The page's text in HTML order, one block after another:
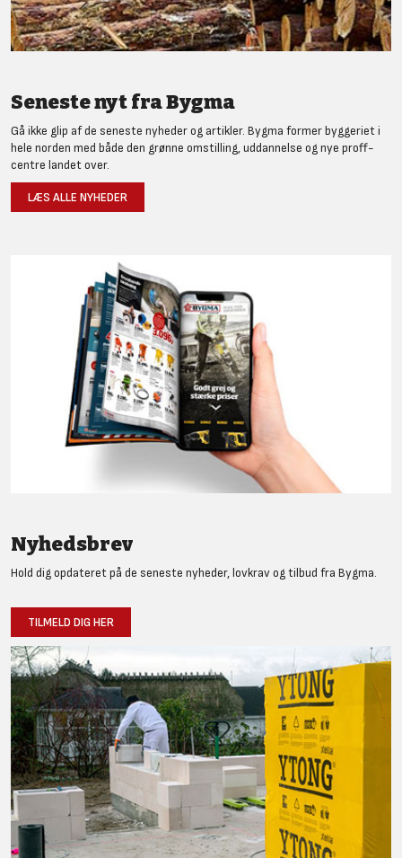
Seneste nyt fra Bygma
Gå ikke glip af de seneste nyheder og artikler. Bygma former byggeriet i
hele norden med både den grønne omstilling, uddannelse og nye proff-
centre landet over.
LÆS ALLE NYHEDER
Nyhedsbrev
Hold dig opdateret på de seneste nyheder, lovkrav og tilbud fra Bygma.
TILMELD DIG HER